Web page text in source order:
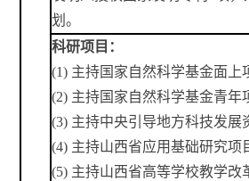
划。
科研项目：
(1) 主持国家自然科学基金面上
(2) 主持国家自然科学基金青年
(3) 主持中央引导地方科技发展
(4) 主持山西省应用基础研究项
(5) 主持山西省高等学校教学改